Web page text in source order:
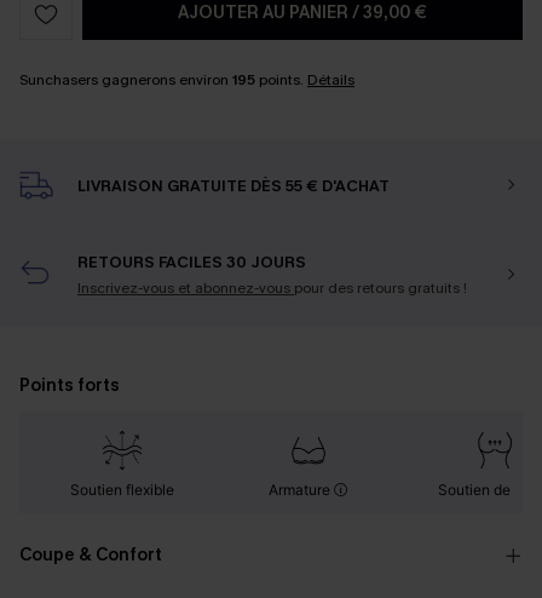
AJOUTER AU PANIER /39,00 €
Sunchasers gagnerons environ 195 points. Détails
LIVRAISON GRATUITE DÈS 55 € D'ACHAT
RETOURS FACILES 30 JOURS
Inscrivez-vous et abonnez-vous pour des retours gratuits !
Points forts
Soutien flexible Armature Soutien de
Coupe & Confort